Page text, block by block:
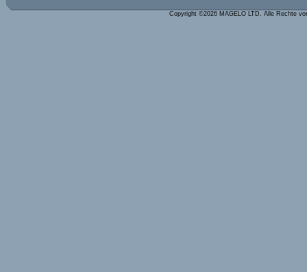
Copyright ©2026 MAGELO LTD. Alle Rechte